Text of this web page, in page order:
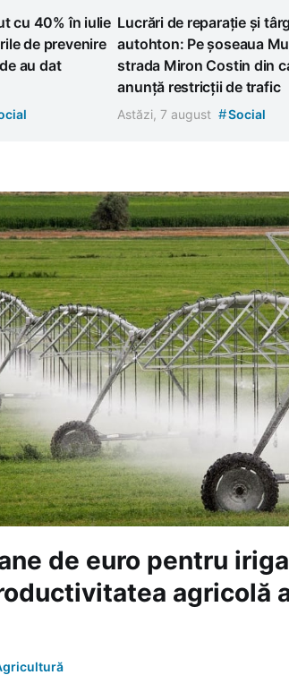
cu 40% în iulie
de prevenire
au dat
Lucrări de reparație și târg
autohton: Pe șoseaua
strada Miron Costin din
anunță restricții de trafic
Astăzi, 7 august #Social
de euro pentru
agricolă